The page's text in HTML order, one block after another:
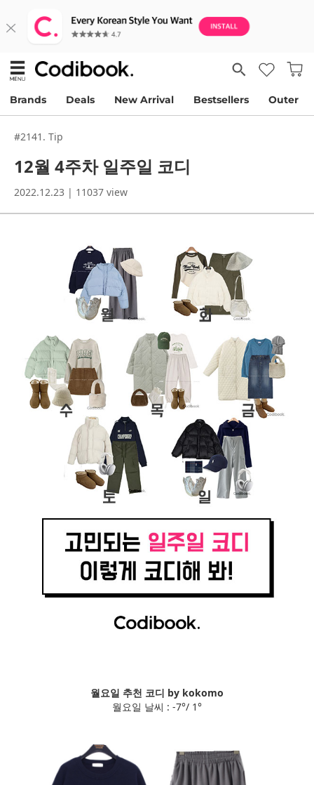
Brands Deals New Arrival Bestsellers Outer
#2141. Tip
12월 4주차 일주일 코디
2022.12.23 | 11037 view
월요일 추천 코디 by kokomo
월요일 날씨 : -7°/ 1°